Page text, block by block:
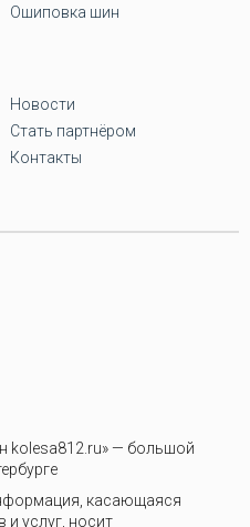
Ошиповка шин
Новости
Стать партнёром
Контакты
kolesa812.ru» — большой
касающаяся
и услуг, носит